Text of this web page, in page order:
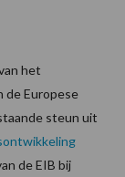
het
de Europese
steun uit
de EIB bij